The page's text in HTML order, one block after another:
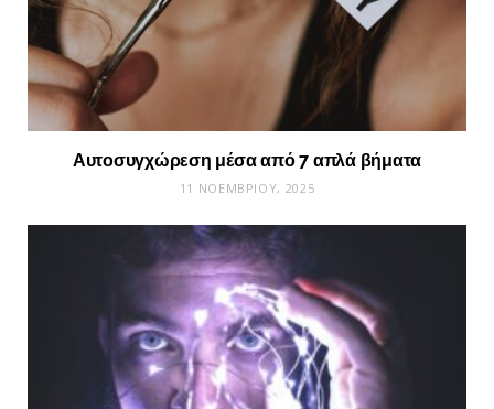
Αυτοσυγχώρεση μέσα από 7 απλά βήματα
11 ΝΟΕΜΒΡΊΟΥ, 2025